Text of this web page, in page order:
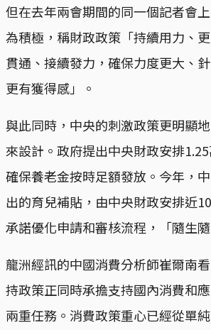
但在去年兩會期間的同一個記者會
為積極，稱財政政策「持續用力、
貫通、接續發力，確保力度更大、
更有獲得感」。
與此同時，中央的刺激政策更明顯
來設計。政府提出中央財政安排
確保養老金按時足額發放。今年，
出的育兒補貼，由中央財政安排近
承諾優化申請和審核流程，「隨生
龍洲經訊的中國消費分析師崔爾南
持政策正同時承擔支持國內消費和
兩重任務。消費政策重心已經從單